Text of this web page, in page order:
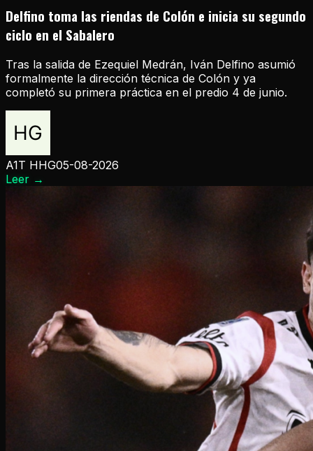
Delfino toma las riendas de Colón e inicia su segundo
ciclo en el Sabalero
Tras la salida de Ezequiel Medrán, Iván Delfino asumió
formalmente la dirección técnica de Colón y ya
completó su primera práctica en el predio 4 de junio.
A1T HHG05-08-2026
Leer →